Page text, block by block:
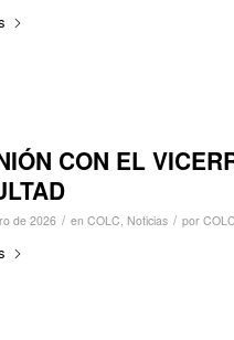
CON EL
de 2026 / en COLC, Noticias / por COLC